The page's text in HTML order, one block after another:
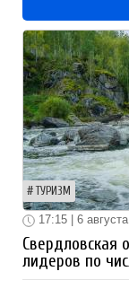
ТУРИЗМ
17:15 | 6 августа
Свердловская
лидеров по